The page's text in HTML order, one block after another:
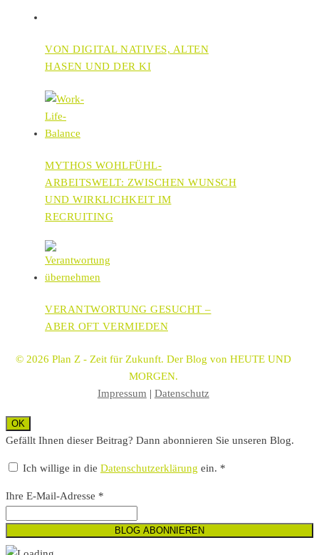
VON DIGITAL NATIVES, ALTEN
HASEN UND DER KI
MYTHOS WOHLFÜHL-
ARBEITSWELT: ZWISCHEN WUNSCH
UND WIRKLICHKEIT IM
RECRUITING
VERANTWORTUNG GESUCHT –
ABER OFT VERMIEDEN
© 2026 Plan Z - Zeit für Zukunft. Der Blog von HEUTE UND
MORGEN.
Impressum | Datenschutz
OK
Gefällt Ihnen dieser Beitrag? Dann abonnieren Sie unseren Blog.
Ich willige in die Datenschutzerklärung ein. *
Ihre E-Mail-Adresse *